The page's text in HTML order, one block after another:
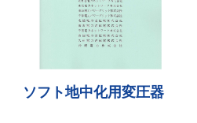
ソフト地中化用変圧器